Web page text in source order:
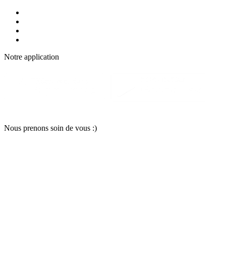
Notre application
Nous prenons soin de vous :)